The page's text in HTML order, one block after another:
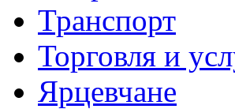
Транспорт
Торговля и
Ярцевчане